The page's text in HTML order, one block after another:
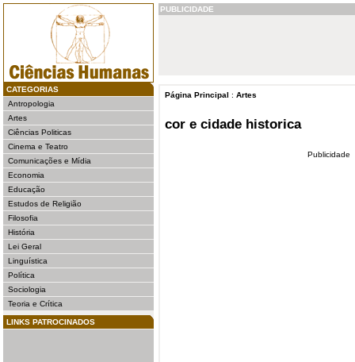
CATEGORIAS
Antropologia
Artes
Ciências Politicas
Cinema e Teatro
Comunicações e Mídia
Economia
Educação
Estudos de Religião
Filosofia
História
Lei Geral
Linguística
Política
Sociologia
Teoria e Crítica
LINKS PATROCINADOS
PUBLICIDADE
Página Principal : Artes
cor e cidade historica
Publicidade